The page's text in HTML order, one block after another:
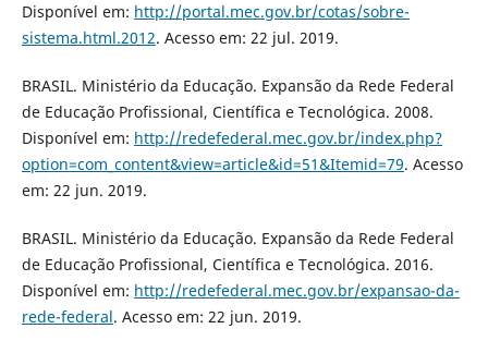
Disponível em: http://portal.mec.gov.br/cotas/sobre-
sistema.html.2012. Acesso em: 22 jul. 2019.
BRASIL. Ministério da Educação. Expansão da Rede Federal
de Educação Profissional, Científica e Tecnológica. 2008.
Disponível em: http://redefederal.mec.gov.br/index.php?
option=com_content&view=article&id=51&Itemid=79. Acesso
em: 22 jun. 2019.
BRASIL. Ministério da Educação. Expansão da Rede Federal
de Educação Profissional, Científica e Tecnológica. 2016.
Disponível em: http://redefederal.mec.gov.br/expansao-da-
rede-federal. Acesso em: 22 jun. 2019.